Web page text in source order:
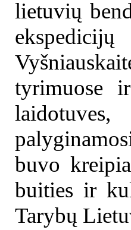
lietuvių
tyrimuose
buvo
buities ir
Tarybų